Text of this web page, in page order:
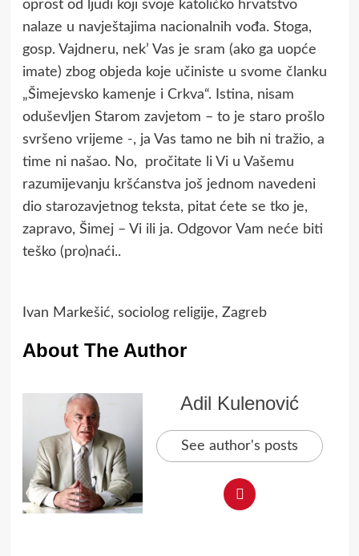
oprost od ljudi koji svoje katoličko hrvatstvo
nalaze u navještajima nacionalnih vođa. Stoga,
gosp. Vajdneru, nek’ Vas je sram (ako ga uopće
imate) zbog objeda koje učiniste u svome članku
„Šimejevsko kamenje i Crkva“. Istina, nisam
oduševljen Starom zavjetom – to je staro prošlo
svršeno vrijeme -, ja Vas tamo ne bih ni tražio, a
time ni našao. No, pročitate li Vi u Vašemu
razumijevanju kršćanstva još jednom navedeni
dio starozavjetnog teksta, pitat ćete se tko je,
zapravo, Šimej – Vi ili ja. Odgovor Vam neće biti
teško (pro)naći..
Ivan Markešić, sociolog religije, Zagreb
About The Author
Adil Kulenović
See author's posts